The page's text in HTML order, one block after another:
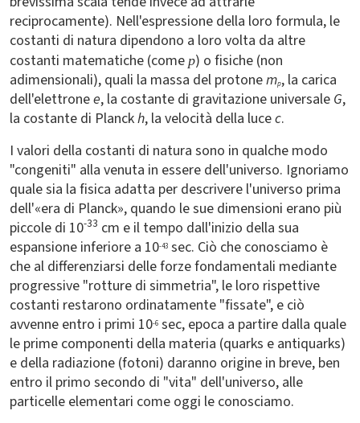
reciprocamente). Nell'espressione della loro formula, le
costanti di natura dipendono a loro volta da altre
costanti matematiche (come p) o fisiche (non
adimensionali), quali la massa del protonemp, la carica
dell'elettronee, la costante di gravitazione universale G,
la costante di Planckh, la velocità della lucec.
I valori della costanti di natura sono in qualche modo
"congeniti" alla venuta in essere dell'universo. Ignoriamo
quale sia la fisica adatta per descrivere l'universo prima
dell'«era di Planck», quando le sue dimensioni erano più
piccole di 10-33 cm e il tempo dall'inizio della sua
espansione inferiore a 10-43 sec. Ciò che conosciamo è
che al differenziarsi delle forze fondamentali mediante
progressive "rotture di simmetria", le loro rispettive
costanti restarono ordinatamente "fissate", e ciò
avvenne entro i primi 10-6 sec, epoca a partire dalla quale
le prime componenti della materia (quarks e antiquarks)
e della radiazione (fotoni) daranno origine in breve, ben
entro il primo secondo di "vita" dell'universo, alle
particelle elementari come oggi le conosciamo.